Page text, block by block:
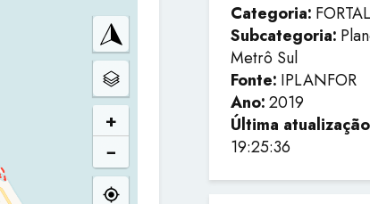
Categoria:
Subcategoria:
Metrô Sul
Fonte: IPLANFOR
Ano:2019
Última
19:25:36